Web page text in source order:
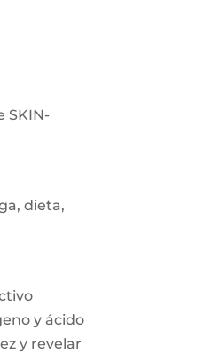
SKIN-
dieta,
y ácido
y revelar